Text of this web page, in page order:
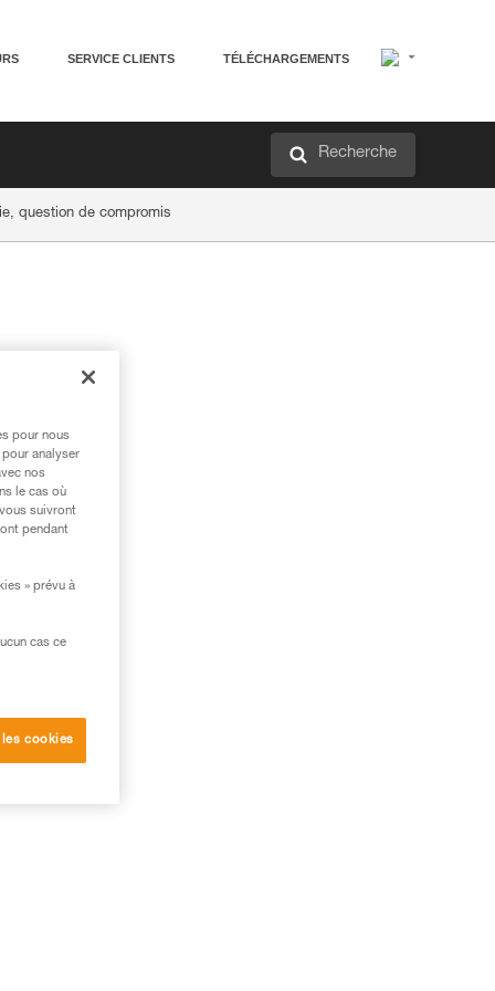
SERVICE CLIENTS TÉLÉCHARGEMENTS
Recherche
question de compromis
pour nous
analyser
nos
le cas où
suivront
pendant
» prévu à
cas ce
cookies